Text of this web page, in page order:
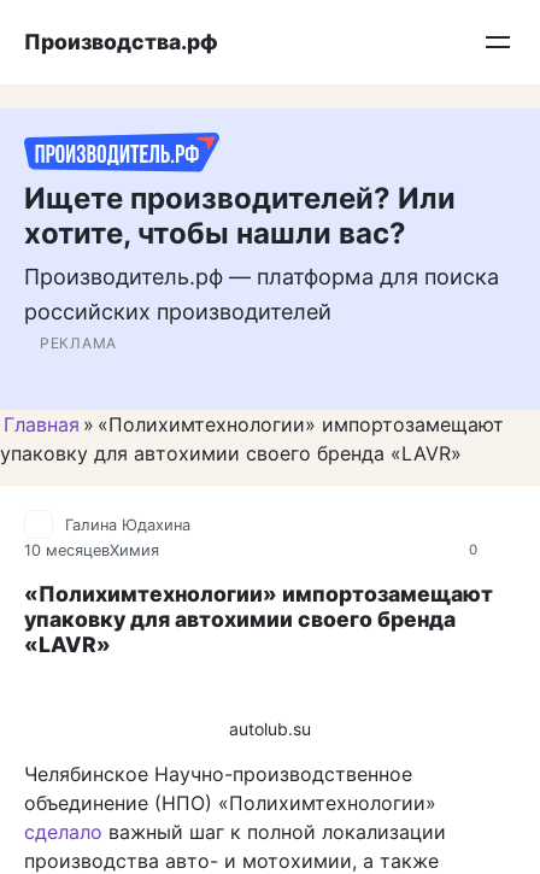
Подписывайтесь на нас в MAX
Производства.рф
Ищете производителей? Или
хотите, чтобы нашли вас?
Производитель.рф — платформа для поиска
российских производителей
РЕКЛАМА
Главная » «Полихимтехнологии» импортозамещают
упаковку для автохимии своего бренда «LAVR»
0
Галина Юдахина
10 месяцевХимия
«Полихимтехнологии» импортозамещают
упаковку для автохимии своего бренда
«LAVR»
autolub.su
Челябинское Научно-производственное
объединение (НПО) «Полихимтехнологии»
сделало важный шаг к полной локализации
производства авто- и мотохимии, а также